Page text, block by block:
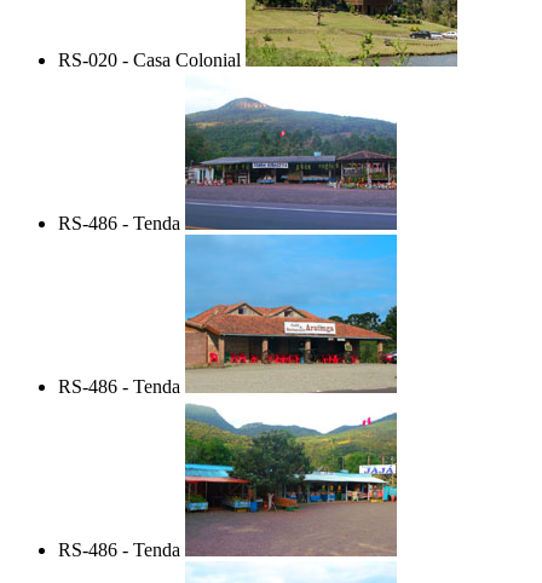
RS-020 - Casa Colonial
RS-486 - Tenda
RS-486 - Tenda
RS-486 - Tenda